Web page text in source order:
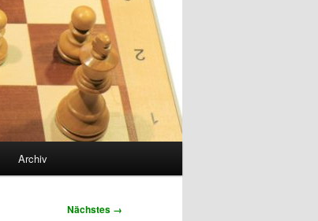
Archiv
Nächstes →